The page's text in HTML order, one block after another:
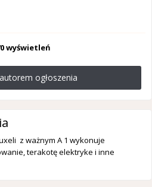
wyświetleń
ogłoszenia
z ważnym A 1 wykonuje
terakotę elektryke i inne